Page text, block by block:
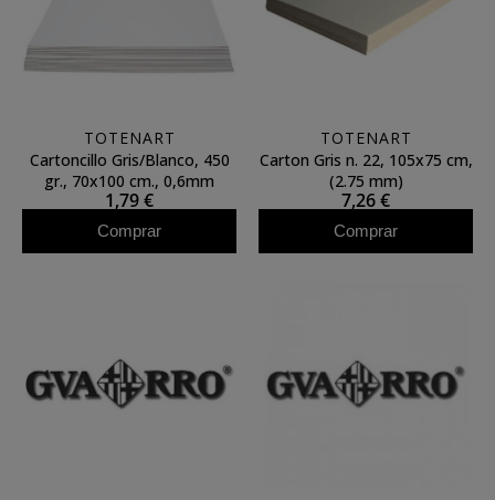
TOTENART
Cartoncillo Gris/Blanco, 450
gr., 70x100 cm., 0,6mm
1,79 €
Comprar
TOTENART
Carton Gris n. 22, 105x75 cm,
(2.75 mm)
7,26 €
Comprar